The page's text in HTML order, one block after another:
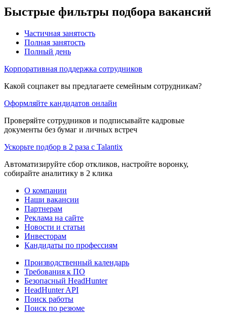
Быстрые фильтры подбора вакансий
Частичная занятость
Полная занятость
Полный день
Корпоративная поддержка сотрудников
Какой соцпакет вы предлагаете семейным сотрудникам?
Оформляйте кандидатов онлайн
Проверяйте сотрудников и подписывайте кадровые
документы без бумаг и личных встреч
Ускорьте подбор в 2 раза с Talantix
Автоматизируйте сбор откликов, настройте воронку,
собирайте аналитику в 2 клика
О компании
Наши вакансии
Партнерам
Реклама на сайте
Новости и статьи
Инвесторам
Кандидаты по профессиям
Производственный календарь
Требования к ПО
Безопасный HeadHunter
HeadHunter API
Поиск работы
Поиск по резюме